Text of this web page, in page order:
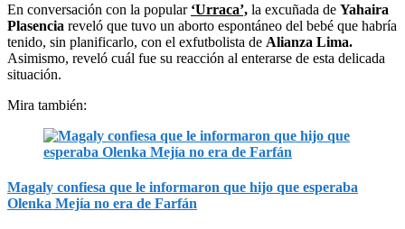
En conversación con la popular ‘Urraca’, la excuñada de Yahaira
Plasencia reveló que tuvo un aborto espontáneo del bebé que habría
tenido, sin planificarlo, con el exfutbolista de Alianza Lima.
Asimismo, reveló cuál fue su reacción al enterarse de esta delicada
situación.
Mira también:
Magaly confiesa que le informaron que hijo que esperaba
Olenka Mejía no era de Farfán